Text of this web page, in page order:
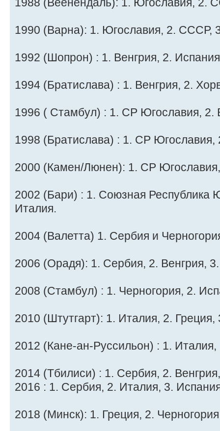
1990 (Варна): 1. Югославия, 2. СССР,
1992 (Шопрон) : 1. Венгрия, 2.
1994 (Братислава) : 1. Венгрия, 2.
1996 ( Стамбул) : 1. СР Югославия, 2.
1998 (Братислава) : 1. СР Югославия,
2000 (Камен/Люнен): 1. СР
2002 (Бари) : 1. Союзная Республика
Италия.
2004 (Валетта) 1. Сербия и
2006 (Орадя): 1. Сербия, 2. Венгрия,
2008 (Стамбул) : 1. Черногория, 2.
2010 (Штутгарт): 1. Италия, 2. Греция,
2012 (Кане-ан-Руссильон) : 1.
2014 (Тбилиси) : 1. Сербия, 2.
2016 : 1. Сербия, 2. Италия, 3.
2018 (Минск): 1. Греция, 2.